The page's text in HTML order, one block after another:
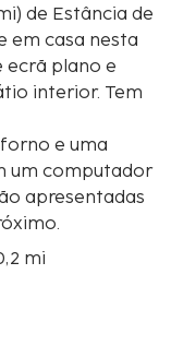
de Estância de
em casa nesta
ecrã plano e
interior. Tem
e uma
um computador
apresentadas
mi